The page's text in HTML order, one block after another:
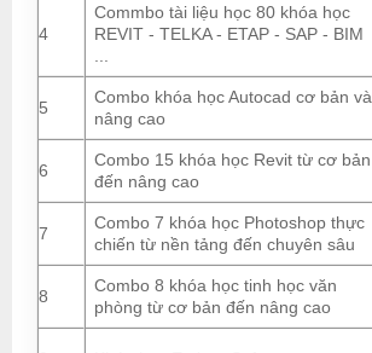
4
Commbo tài liệu học 80 khóa học
REVIT - TELKA - ETAP - SAP - BIM
5
Combo khóa học Autocad cơ bản và
nâng cao
6
Combo 15 khóa học Revit từ cơ bản
đến nâng cao
7
Combo 7 khóa học Photoshop thực
chiến từ nền tảng đến chuyên sâu
8
Combo 8 khóa học tinh học văn
phòng từ cơ bản đến nâng cao